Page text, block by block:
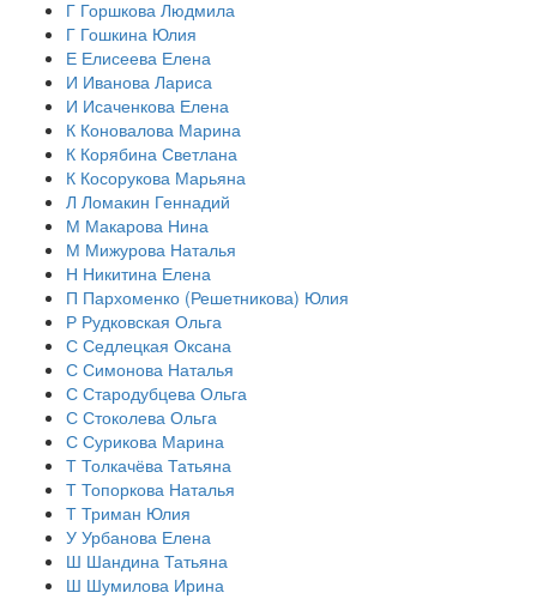
Г Горшкова Людмила
Г Гошкина Юлия
Е Елисеева Елена
И Иванова Лариса
И Исаченкова Елена
К Коновалова Марина
К Корябина Светлана
К Косорукова Марьяна
Л Ломакин Геннадий
М Макарова Нина
М Мижурова Наталья
Н Никитина Елена
П Пархоменко (Решетникова) Юлия
Р Рудковская Ольга
С Седлецкая Оксана
С Симонова Наталья
С Стародубцева Ольга
С Стоколева Ольга
С Сурикова Марина
Т Толкачёва Татьяна
Т Топоркова Наталья
Т Триман Юлия
У Урбанова Елена
Ш Шандина Татьяна
Ш Шумилова Ирина